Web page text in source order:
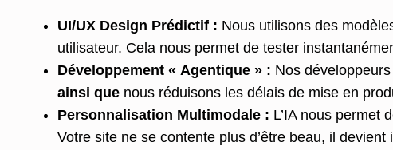
UI/UX Design Prédictif : Nous utilisons des
utilisateur. Cela nous permet de tester
Développement « Agentique » : Nos
ainsi que nous réduisons les délais de mise en
Personnalisation Multimodale : L’IA nous permet
Votre site ne se contente plus d’être beau, il devient